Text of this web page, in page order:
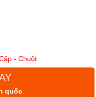
- Chuột
quốc